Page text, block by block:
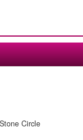
Circle